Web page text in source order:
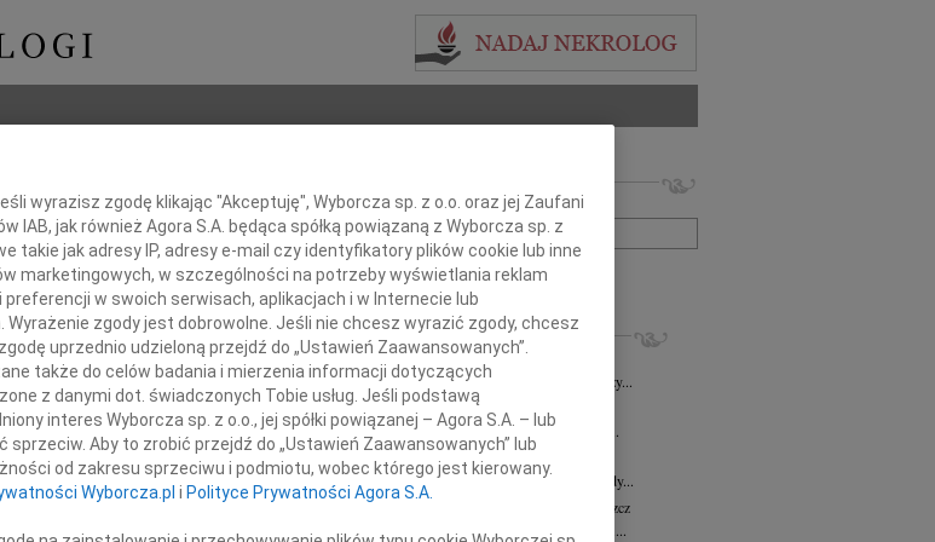
żywych....
o śmierci
Imię i nazwisko lub numer ogłoszenia:
+ szukanie zaawansowane
INNE NEKROLOGI
06.08.2026Bydgoszcz
Sylwii Kramkowskiej wraz z Rodziną wyrazy...
05.08.2026Bydgoszcz
Arlecie Stanisławskiej oraz Jej Najbliższym...
30.07.2026
Bydgoszcz
Pani Elżbiecie Skwierzyńskiej Członkini Rady...
Janusz Ostoja-Zagórski
Bydgoszcz
Z głębokim smutkiem żegnamy prof. dr. hab....
wyrazisz zgodę klikając "Akceptuję", Wyborcza sp. z o.o. oraz jej Zaufani
IAB, jak również Agora S.A. będąca spółką powiązaną z Wyborcza sp. z
takie jak adresy IP, adresy e-mail czy identyfikatory plików cookie lub inne
marketingowych, w szczególności na potrzeby wyświetlania reklam
w swoich serwisach, aplikacjach i w Internecie lub
zgody jest dobrowolne. Jeśli nie chcesz wyrazić zgody, chcesz
uprzednio udzieloną przejdź do „Ustawień Zaawansowanych”.
także do celów badania i mierzenia informacji dotyczących
z danymi dot. świadczonych Tobie usług. Jeśli podstawą
interes Wyborcza sp. z o.o., jej spółki powiązanej – Agora S.A. – lub
Aby to zrobić przejdź do „Ustawień Zaawansowanych” lub
od zakresu sprzeciwu i podmiotu, wobec którego jest kierowany.
Wyborcza.pl i Polityce Prywatności Agora S.A.